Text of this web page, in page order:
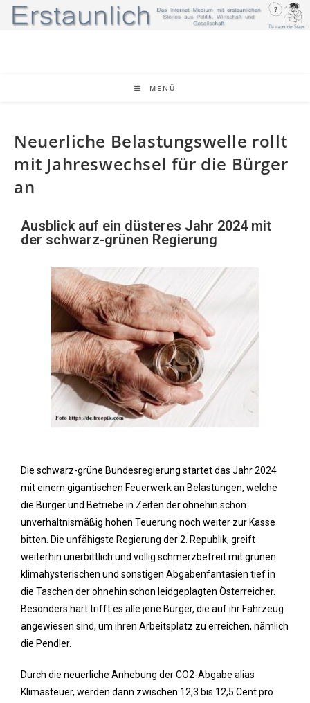
MENÜ
Neuerliche Belastungswelle rollt
mit Jahreswechsel für die Bürger
an
Ausblick auf ein düsteres Jahr 2024 mit
der schwarz-grünen Regierung
Die schwarz-grüne Bundesregierung startet das Jahr 2024
mit einem gigantischen Feuerwerk an Belastungen, welche
die Bürger und Betriebe in Zeiten der ohnehin schon
unverhältnismäßig hohen Teuerung noch weiter zur Kasse
bitten. Die unfähigste Regierung der 2. Republik, greift
weiterhin unerbittlich und völlig schmerzbefreit mit grünen
klimahysterischen und sonstigen Abgabenfantasien tief in
die Taschen der ohnehin schon leidgeplagten Österreicher.
Besonders hart trifft es alle jene Bürger, die auf ihr Fahrzeug
angewiesen sind, um ihren Arbeitsplatz zu erreichen, nämlich
die Pendler.
Durch die neuerliche Anhebung der CO2-Abgabe alias
Klimasteuer, werden dann zwischen 12,3 bis 12,5 Cent pro